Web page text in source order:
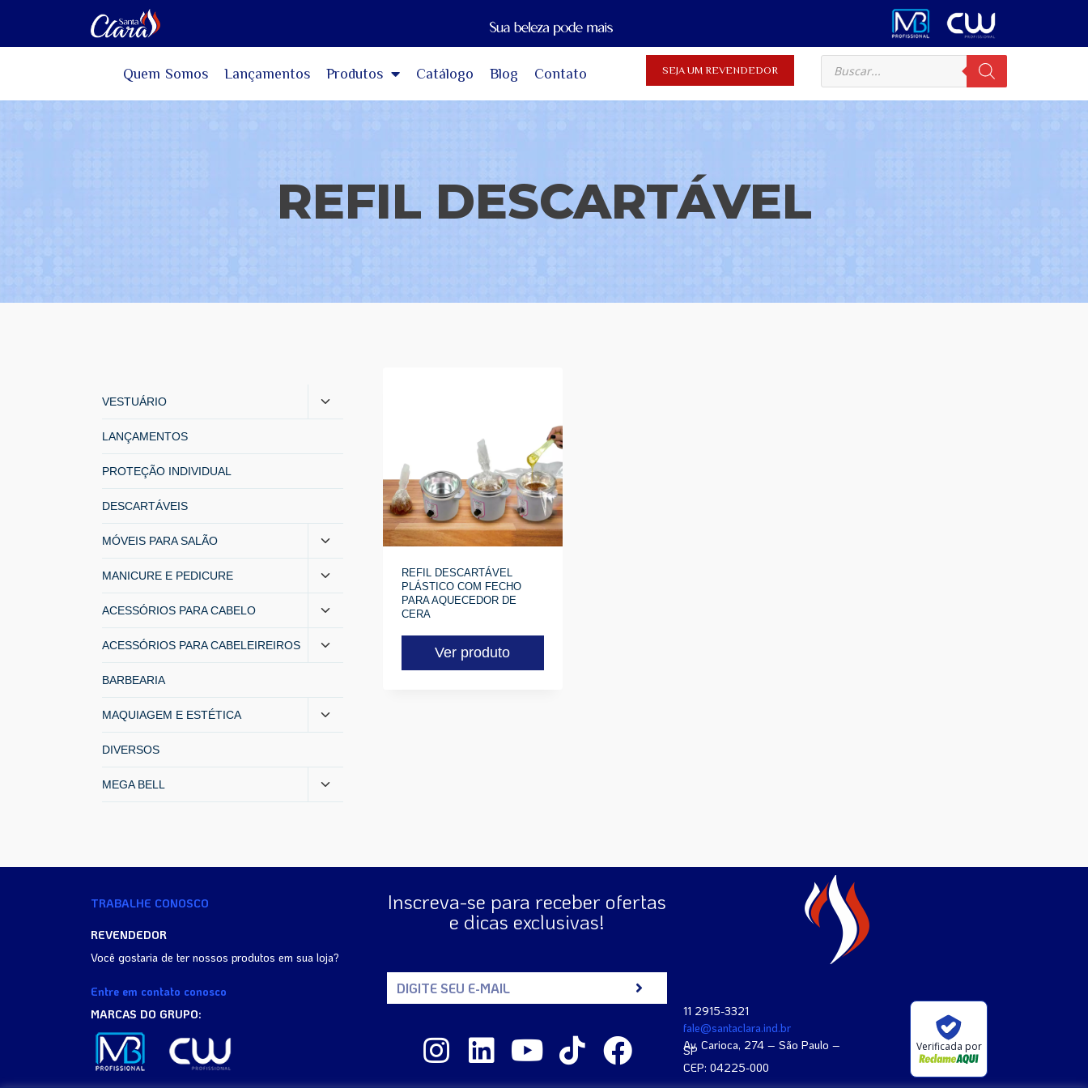
Quem Somos Lançamentos Produtos Catálogo Blog Contato SEJA UM REVENDEDOR
REFIL DESCARTÁVEL
REFIL DESCARTÁVEL
PLÁSTICO COM FECHO
PARA AQUECEDOR DE
CERA
Ver produto
VESTUÁRIO
LANÇAMENTOS
PROTEÇÃO INDIVIDUAL
DESCARTÁVEIS
MÓVEIS PARA SALÃO
MANICURE E PEDICURE
ACESSÓRIOS PARA CABELO
ACESSÓRIOS PARA CABELEIREIROS
BARBEARIA
MAQUIAGEM E ESTÉTICA
DIVERSOS
MEGA BELL
TRABALHE CONOSCO
REVENDEDOR
Você gostaria de ter nossos produtos em sua loja?
Entre em contato conosco
MARCAS DO GRUPO:
Inscreva-se para receber ofertas
e dicas exclusivas!
11 2915-3321
fale@santaclara.ind.br
Av. Carioca, 274 – São Paulo –
SP
CEP: 04225-000
Verificada por